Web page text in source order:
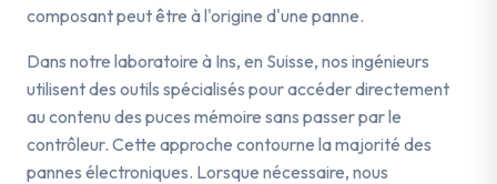
composant peut être à l'origine d'une panne.
Dans notre laboratoire à Ins, en Suisse, nos ingénieurs
utilisent des outils spécialisés pour accéder directement
au contenu des puces mémoire sans passer par le
contrôleur. Cette approche contourne la majorité des
pannes électroniques. Lorsque nécessaire, nous